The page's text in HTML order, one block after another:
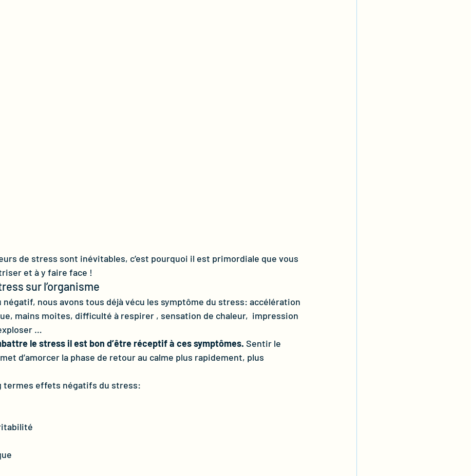
de stress sont inévitables, c’est pourquoi il est primordiale que vous
et à y faire face !
sur l’organisme
négatif, nous avons tous déjà vécu les symptôme du stress: accélération
mains moites, difficulté à respirer , sensation de chaleur,  impression
…
le stress il est bon d’être réceptif à ces symptômes. Sentir le
d’amorcer la phase de retour au calme plus rapidement, plus
termes effets négatifs du stress: